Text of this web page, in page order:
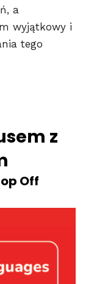
a
wyjątkowy i
tego
z
Off